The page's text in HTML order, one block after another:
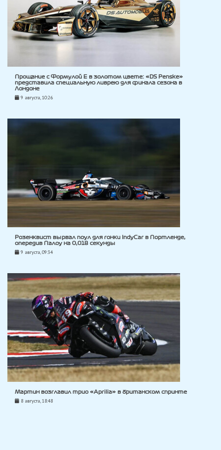
Прощание с Формулой E в золотом цвете: «DS Penske»
представила специальную ливрею для финала сезона в
Лондоне
9 августа, 10:26
Розенквист вырвал поул для гонки IndyCar в Портленде,
опередив Палоу на 0,018 секунды
9 августа, 09:34
Мартин возглавил трио «Aprilia» в британском спринте
8 августа, 18:48